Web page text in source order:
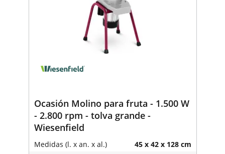
Ocasión Molino para fruta - 1.500 W
- 2.800 rpm - tolva grande -
Wiesenfield
Medidas (l. x an. x al.) 45 x 42 x 128 cm